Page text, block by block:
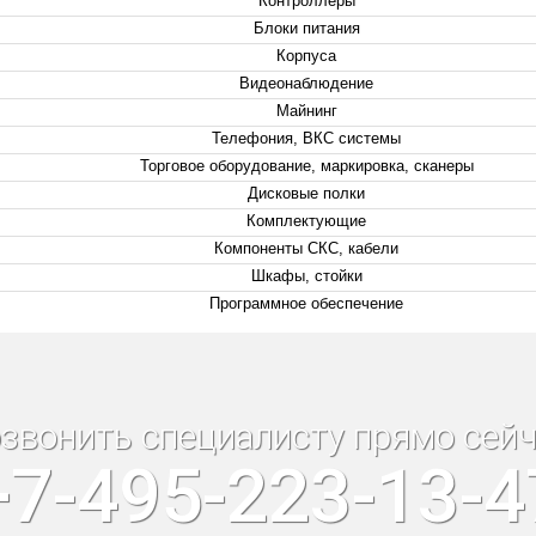
Блоки питания
Корпуса
Видеонаблюдение
Майнинг
Телефония, ВКС системы
Торговое оборудование, маркировка, сканеры
Дисковые полки
Комплектующие
Компоненты СКС, кабели
Шкафы, стойки
Программное обеспечение
специалисту прямо
495-223-13-